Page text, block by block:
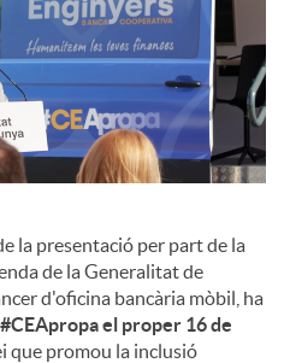
la presentació per part de la
de la Generalitat de
d'oficina bancària mòbil, ha
el proper 16 de
que promou la inclusió